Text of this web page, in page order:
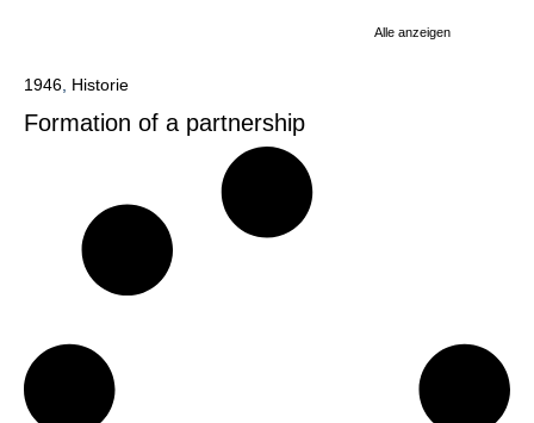
Alle anzeigen
1946 Historie
Formation of a partnership